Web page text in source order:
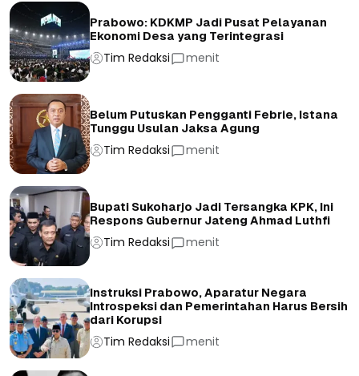
Prabowo: KDKMP Jadi Pusat Pelayanan
Ekonomi Desa yang Terintegrasi
Tim Redaksi menit
Belum Putuskan Pengganti Febrie, Istana
Tunggu Usulan Jaksa Agung
Tim Redaksi menit
Bupati Sukoharjo Jadi Tersangka KPK, Ini
Respons Gubernur Jateng Ahmad Luthfi
Tim Redaksi menit
Instruksi Prabowo, Aparatur Negara
Introspeksi dan Pemerintahan Harus Bersih
dari Korupsi
Tim Redaksi menit